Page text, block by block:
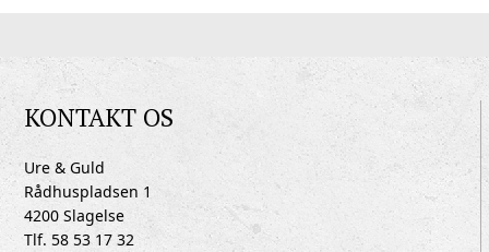
KONTAKT OS
Ure & Guld
Rådhuspladsen 1
4200 Slagelse
Tlf. 58 53 17 32